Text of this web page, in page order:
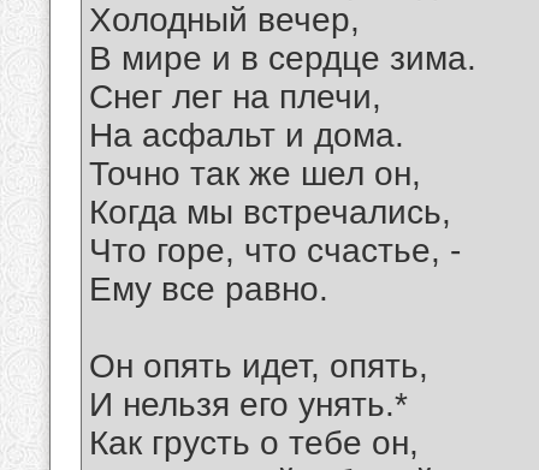
Холодный вечер,
В мире и в сердце зима.
Снег лег на плечи,
На асфальт и дома.
Точно так же шел он,
Когда мы встречались,
Что горе, что счастье, -
Ему все равно.
Он опять идет, опять,
И нельзя его унять.*
Как грусть о тебе он,